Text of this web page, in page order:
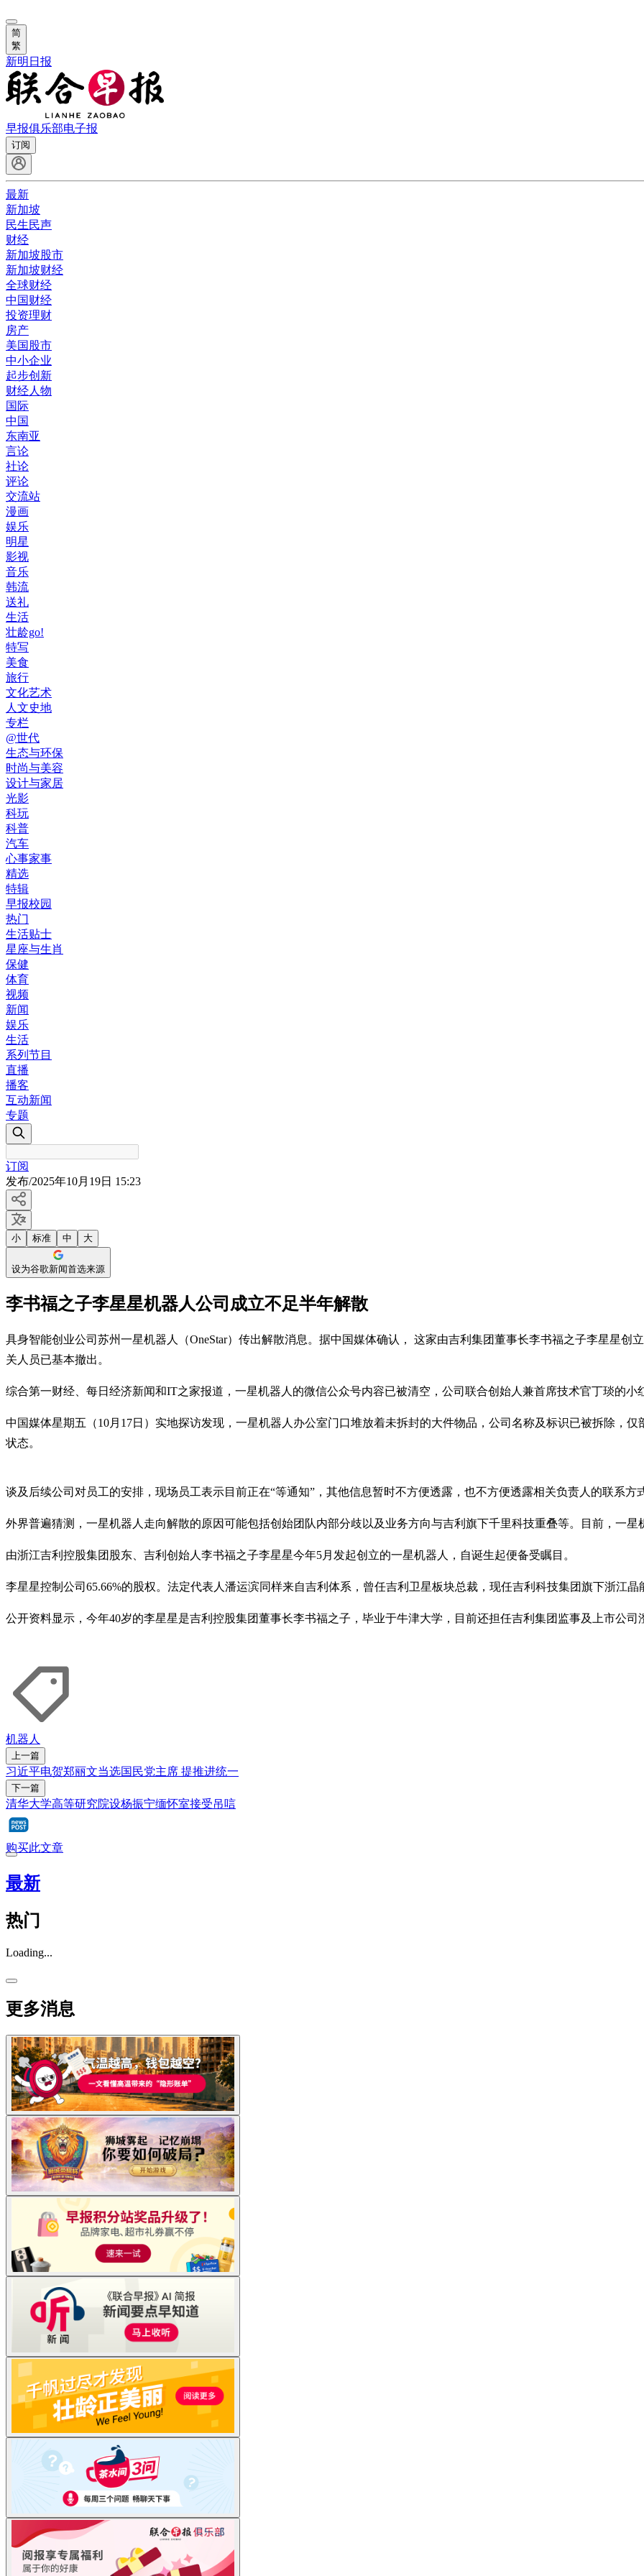
简
繁
新明日报
早报俱乐部电子报
订阅
最新
新加坡
民生民声
财经
新加坡股市
新加坡财经
全球财经
中国财经
投资理财
房产
美国股市
中小企业
起步创新
财经人物
国际
中国
东南亚
言论
社论
评论
交流站
漫画
娱乐
明星
影视
音乐
韩流
送礼
生活
壮龄go!
特写
美食
旅行
文化艺术
人文史地
专栏
@世代
生态与环保
时尚与美容
设计与家居
光影
科玩
科普
汽车
心事家事
精选
特辑
早报校园
热门
生活贴士
星座与生肖
保健
体育
视频
新闻
娱乐
生活
系列节目
直播
播客
互动新闻
专题
订阅
发布/2025年10月19日 15:23
小 标准 中 大
设为谷歌新闻首选来源
李书福之子李星星机器人公司成立不足半年解散
具身智能创业公司苏州一星机器人（OneStar）传出解散消息。据中国媒体确认， 这家由吉利集团董事长李书福之子李星星创
关人员已基本撤出。
综合第一财经、每日经济新闻和IT之家报道，一星机器人的微信公众号内容已被清空，公司联合创始人兼首席技术官丁琰的小
中国媒体星期五（10月17日）实地探访发现，一星机器人办公室门口堆放着未拆封的大件物品，公司名称及标识已被拆除，
状态。
谈及后续公司对员工的安排，现场员工表示目前正在“等通知”，其他信息暂时不方便透露，也不方便透露相关负责人的联系方
外界普遍猜测，一星机器人走向解散的原因可能包括创始团队内部分歧以及业务方向与吉利旗下千里科技重叠等。目前，一星
由浙江吉利控股集团股东、吉利创始人李书福之子李星星今年5月发起创立的一星机器人，自诞生起便备受瞩目。
李星星控制公司65.66%的股权。法定代表人潘运滨同样来自吉利体系，曾任吉利卫星板块总裁，现任吉利科技集团旗下浙江晶
公开资料显示，今年40岁的李星星是吉利控股集团董事长李书福之子，毕业于牛津大学，目前还担任吉利集团监事及上市公司
机器人
上一篇
习近平电贺郑丽文当选国民党主席 提推进统一
下一篇
清华大学高等研究院设杨振宁缅怀室接受吊唁
购买此文章
最新
热门
Loading...
更多消息